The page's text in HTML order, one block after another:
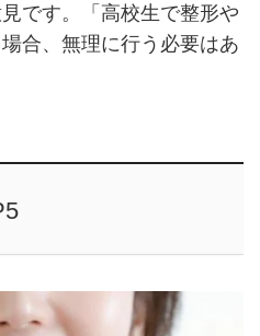
です。「高校生で整形や
合、無理に行う必要はあ